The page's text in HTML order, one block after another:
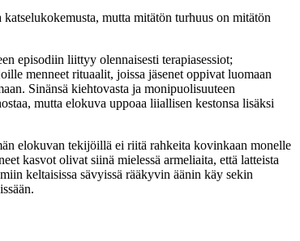
mutta mitätön turhuus on mitätön
episodiin liittyy olennaisesti terapiasessiot;
menneet rituaalit, joissa jäsenet oppivat luomaan
Sinänsä kiehtovasta ja monipuolisuuteen
mutta elokuva uppoaa liiallisen kestonsa lisäksi
elokuvan tekijöillä ei riitä rahkeita kovinkaan monelle
kasvot olivat siinä mielessä armeliaita, että latteista
keltaisissa sävyissä rääkyvin äänin käy sekin